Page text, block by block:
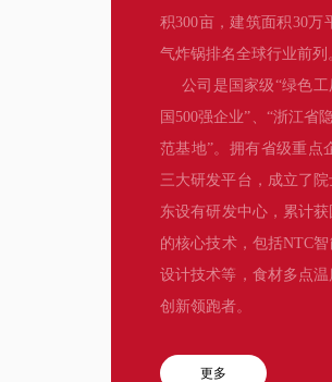
积300亩，建筑面积30万
气炸锅排名全球行业前列
公司是国家级“绿色
国500强企业”、“浙江省
范基地”。拥有省级重点
三大研发平台，成立了
东设有研发中心，累计
的核心技术，包括NTC
设计技术等，食材多点
创新领跑者。
更多